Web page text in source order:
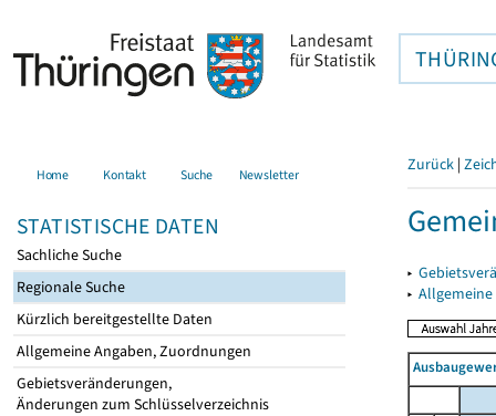
Home Kontakt Suche Newsletter
STATISTISCHE DATEN
Sachliche Suche
Regionale Suche
Kürzlich bereitgestellte Daten
Allgemeine Angaben, Zuordnungen
Gebietsveränderungen,
Änderungen zum Schlüsselverzeichnis
Zurück |
▸
▸